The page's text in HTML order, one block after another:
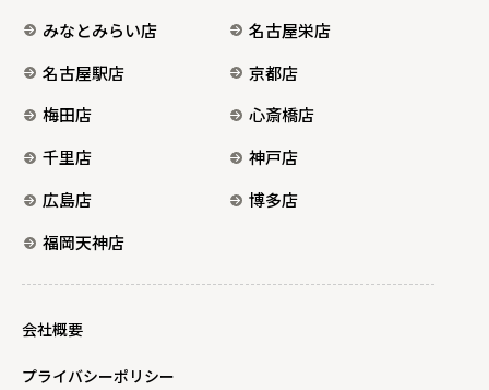
みなとみらい店
名古屋栄店
名古屋駅店
京都店
梅田店
心斎橋店
千里店
神戸店
広島店
博多店
福岡天神店
会社概要
プライバシーポリシー